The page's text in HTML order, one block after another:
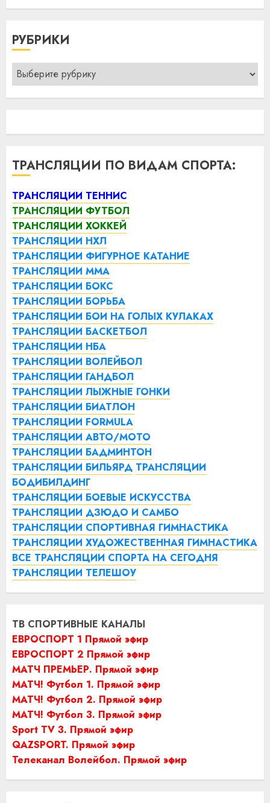
РУБРИКИ
Рубрики
ТРАНСЛЯЦИИ ПО ВИДАМ СПОРТА:
ТРАНСЛЯЦИИ ТЕННИС
ТРАНСЛЯЦИИ ФУТБОЛ
ТРАНСЛЯЦИИ ХОККЕЙ
ТРАНСЛЯЦИИ НХЛ
ТРАНСЛЯЦИИ ФИГУРНОЕ КАТАНИЕ
ТРАНСЛЯЦИИ ММА
ТРАНСЛЯЦИИ БОКС
ТРАНСЛЯЦИИ БОРЬБА
ТРАНСЛЯЦИИ БОИ НА ГОЛЫХ КУЛАКАХ
ТРАНСЛЯЦИИ БАСКЕТБОЛ
ТРАНСЛЯЦИИ НБА
ТРАНСЛЯЦИИ ВОЛЕЙБОЛ
ТРАНСЛЯЦИИ ГАНДБОЛ
ТРАНСЛЯЦИИ ЛЫЖНЫЕ ГОНКИ
ТРАНСЛЯЦИИ БИАТЛОН
ТРАНСЛЯЦИИ FORMULA
ТРАНСЛЯЦИИ АВТО/МОТО
ТРАНСЛЯЦИИ БАДМИНТОН
ТРАНСЛЯЦИИ БИЛЬЯРД ТРАНСЛЯЦИИ
БОДИБИЛДИНГ
ТРАНСЛЯЦИИ БОЕВЫЕ ИСКУССТВА
ТРАНСЛЯЦИИ ДЗЮДО И САМБО
ТРАНСЛЯЦИИ СПОРТИВНАЯ ГИМНАСТИКА
ТРАНСЛЯЦИИ ХУДОЖЕСТВЕННАЯ ГИМНАСТИКА
ВСЕ ТРАНСЛЯЦИИ СПОРТА НА СЕГОДНЯ
ТРАНСЛЯЦИИ ТЕЛЕШОУ
ТВ СПОРТИВНЫЕ КАНАЛЫ
ЕВРОСПОРТ 1 Прямой эфир
ЕВРОСПОРТ 2 Прямой эфир
МАТЧ ПРЕМЬЕР. Прямой эфир
МАТЧ! Футбол 1. Прямой эфир
МАТЧ! Футбол 2. Прямой эфир
МАТЧ! Футбол 3. Прямой эфир
Sport TV 3. Прямой эфир
QAZSPORT. Прямой эфир
Телеканал Волейбол. Прямой эфир